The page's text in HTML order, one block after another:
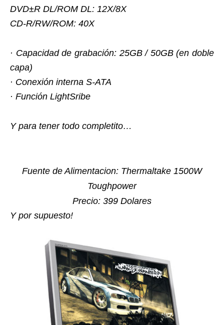
DVD±R DL/ROM DL: 12X/8X
CD-R/RW/ROM: 40X
· Capacidad de grabación: 25GB / 50GB (en doble
capa)
· Conexión interna S-ATA
· Función LightSribe
Y para tener todo completito…
Fuente de Alimentacion: Thermaltake 1500W
Toughpower
Precio: 399 Dolares
Y por supuesto!